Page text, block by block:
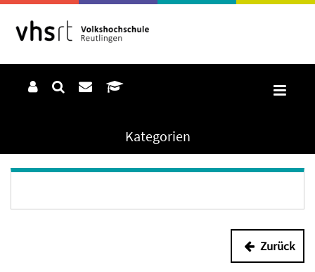
Kategorien
Zurück